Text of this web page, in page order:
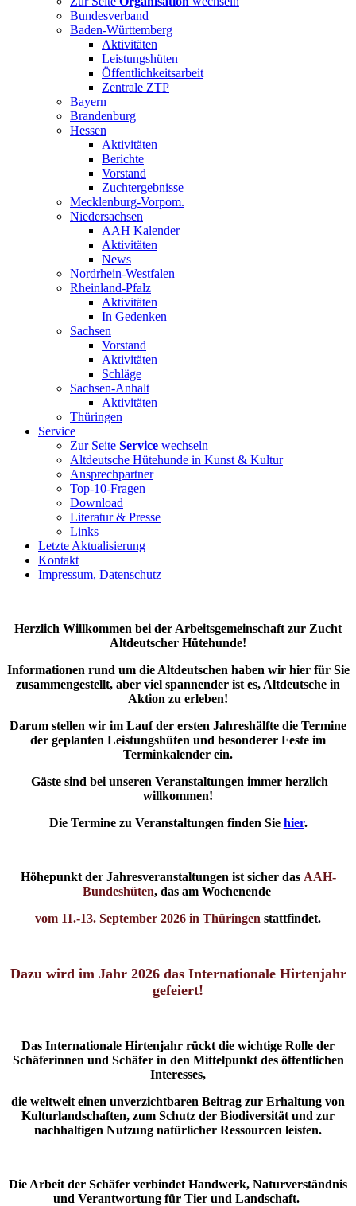
Bundesverband
Baden-Württemberg
Aktivitäten
Leistungshüten
Öffentlichkeitsarbeit
Zentrale ZTP
Bayern
Brandenburg
Hessen
Aktivitäten
Berichte
Vorstand
Zuchtergebnisse
Mecklenburg-Vorpom.
Niedersachsen
AAH Kalender
Aktivitäten
News
Nordrhein-Westfalen
Rheinland-Pfalz
Aktivitäten
In Gedenken
Sachsen
Vorstand
Aktivitäten
Schläge
Sachsen-Anhalt
Aktivitäten
Thüringen
Service
Zur Seite Service wechseln
Altdeutsche Hütehunde in Kunst & Kultur
Ansprechpartner
Top-10-Fragen
Download
Literatur & Presse
Links
Letzte Aktualisierung
Kontakt
Impressum, Datenschutz
Herzlich Willkommen bei der Arbeitsgemeinschaft zur Zucht
Altdeutscher Hütehunde!
Informationen rund um die Altdeutschen haben wir hier für Sie
zusammengestellt, aber viel spannender ist es, Altdeutsche in
Aktion zu erleben!
Darum stellen wir im Lauf der ersten Jahreshälfte die Termine
der geplanten Leistungshüten und besonderer Feste im
Terminkalender ein.
Gäste sind bei unseren Veranstaltungen immer herzlich
willkommen!
Die Termine zu Veranstaltungen finden Sie hier.
Höhepunkt der Jahresveranstaltungen ist sicher das AAH-
Bundeshüten, das am Wochenende
vom 11.-13. September 2026 in Thüringen stattfindet.
Dazu wird im Jahr 2026 das Internationale Hirtenjahr
gefeiert!
Das Internationale Hirtenjahr rückt die wichtige Rolle der
Schäferinnen und Schäfer in den Mittelpunkt des öffentlichen
Interesses,
die weltweit einen unverzichtbaren Beitrag zur Erhaltung von
Kulturlandschaften, zum Schutz der Biodiversität und zur
nachhaltigen Nutzung natürlicher Ressourcen leisten.
Die Arbeit der Schäfer verbindet Handwerk, Naturverständnis
und Verantwortung für Tier und Landschaft.